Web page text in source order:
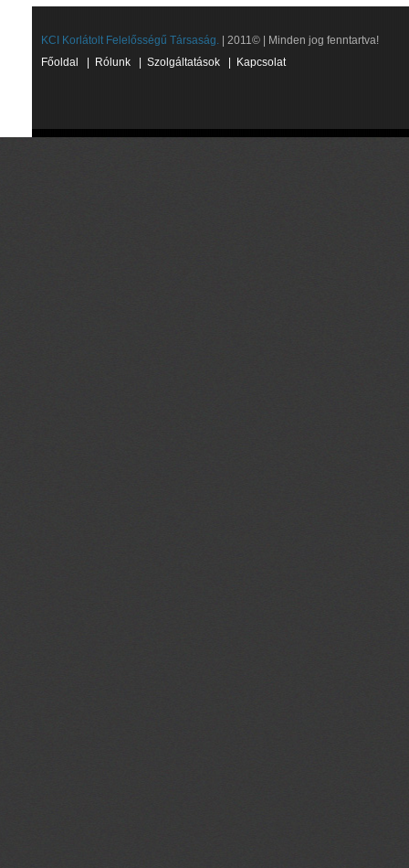
KCI Korlátolt Felelősségű Társaság. | 2011© | Minden jog fenntartva!
Főoldal
Rólunk Szolgáltatások Kapcsolat